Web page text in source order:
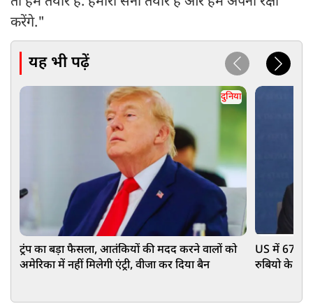
करेंगे."
यह भी पढ़ें
दुनिया
ट्रंप का बड़ा फैसला, आतंकियों की मदद करने वालों को
अमेरिका में नहीं मिलेगी एंट्री, वीजा कर दिया बैन
US में 67
रुबियो के